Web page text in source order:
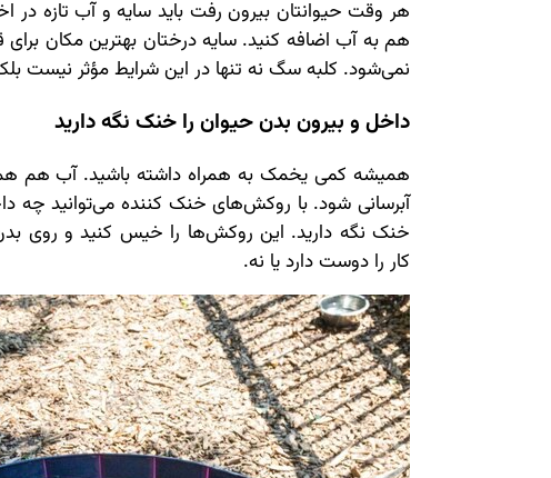
هر وقت حیوانتان بیرون رفت باید سایه و آب تازه در
هم به آب اضافه کنید. سایه درختان بهترین مکان
نمی‌شود. کلبه سگ نه تنها در این شرایط مؤثر نیست
داخل و بیرون بدن حیوان را خنک نگه دارید
همیشه کمی یخمک به همراه داشته باشید. آب هم
آبرسانی شود. با روکش‌های خنک کننده می‌توانید چه
خنک نگه دارید. این روکش‌ها را خیس کنید و روی
کار را دوست دارد یا نه.